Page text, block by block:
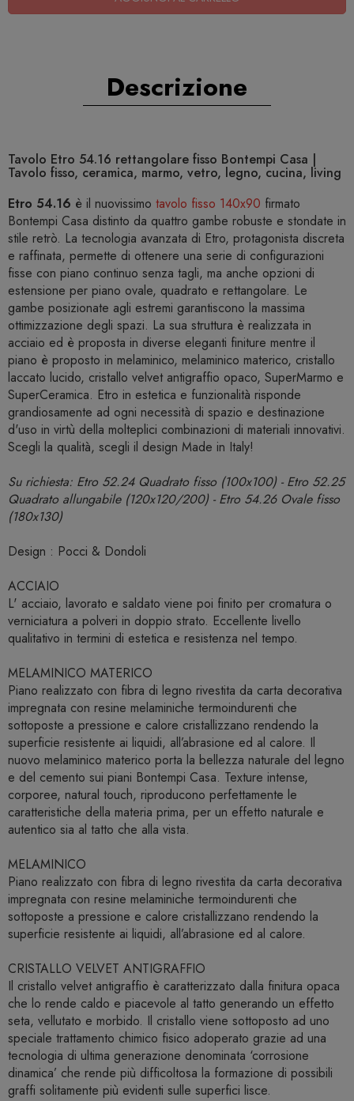
Descrizione
Tavolo Etro 54.16 rettangolare fisso Bontempi Casa |
Tavolo fisso, ceramica, marmo, vetro, legno, cucina, living
Etro 54.16 è il nuovissimo tavolo fisso 140x90 firmato
Bontempi Casa distinto da quattro gambe robuste e stondate in
stile retrò. La tecnologia avanzata di Etro, protagonista discreta
e raffinata, permette di ottenere una serie di configurazioni
fisse con piano continuo senza tagli, ma anche opzioni di
estensione per piano ovale, quadrato e rettangolare. Le
gambe posizionate agli estremi garantiscono la massima
ottimizzazione degli spazi. La sua struttura è realizzata in
acciaio ed è proposta in diverse eleganti finiture mentre il
piano è proposto in melaminico, melaminico materico, cristallo
laccato lucido, cristallo velvet antigraffio opaco, SuperMarmo e
SuperCeramica. Etro in estetica e funzionalità risponde
grandiosamente ad ogni necessità di spazio e destinazione
d'uso in virtù della molteplici combinazioni di materiali innovativi.
Scegli la qualità, scegli il design Made in Italy!
Su richiesta: Etro 52.24 Quadrato fisso (100x100) - Etro 52.25
Quadrato allungabile (120x120/200) - Etro 54.26 Ovale fisso
(180x130)
Design : Pocci & Dondoli
ACCIAIO
L' acciaio, lavorato e saldato viene poi finito per cromatura o
verniciatura a polveri in doppio strato. Eccellente livello
qualitativo in termini di estetica e resistenza nel tempo.
MELAMINICO MATERICO
Piano realizzato con fibra di legno rivestita da carta decorativa
impregnata con resine melaminiche termoindurenti che
sottoposte a pressione e calore cristallizzano rendendo la
superficie resistente ai liquidi, all’abrasione ed al calore. Il
nuovo melaminico materico porta la bellezza naturale del legno
e del cemento sui piani Bontempi Casa. Texture intense,
corporee, natural touch, riproducono perfettamente le
caratteristiche della materia prima, per un effetto naturale e
autentico sia al tatto che alla vista.
MELAMINICO
Piano realizzato con fibra di legno rivestita da carta decorativa
impregnata con resine melaminiche termoindurenti che
sottoposte a pressione e calore cristallizzano rendendo la
superficie resistente ai liquidi, all’abrasione ed al calore.
CRISTALLO VELVET ANTIGRAFFIO
Il cristallo velvet antigraffio è caratterizzato dalla finitura opaca
che lo rende caldo e piacevole al tatto generando un effetto
seta, vellutato e morbido. Il cristallo viene sottoposto ad uno
speciale trattamento chimico fisico adoperato grazie ad una
tecnologia di ultima generazione denominata ‘corrosione
dinamica’ che rende più difficoltosa la formazione di possibili
graffi solitamente più evidenti sulle superfici lisce.